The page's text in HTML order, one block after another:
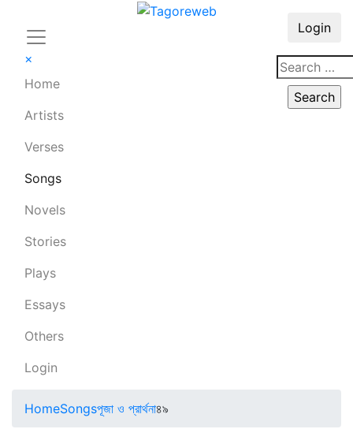
×
Home
Artists
Verses
Songs
Novels
Stories
Plays
Essays
Others
Login
Login
HomeSongsপূজা ও প্রার্থনা৪৯